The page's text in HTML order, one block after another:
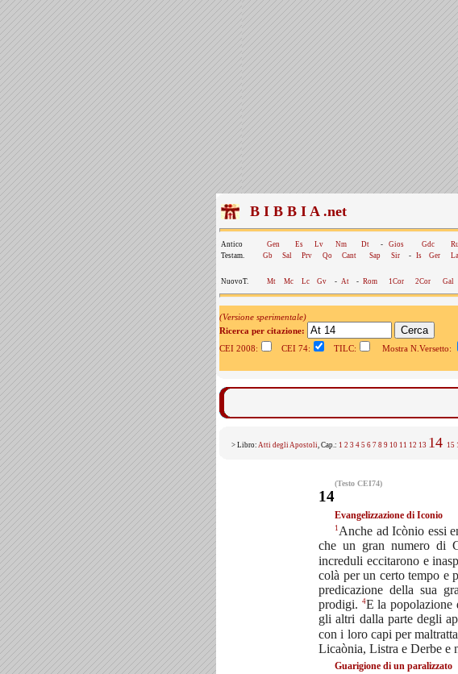
B I B B I A .net
Antico Gen Es Lv Nm Dt - Gios Gdc
Testam.
Gb Sal Prv Qo Cant Sap Sir - Is Ger
NuovoT. Mt Mc Lc Gv - At - Rom 1Cor 2Cor Gal
(Versione sperimentale)
Ricerca per citazione:
CEI 2008:
CEI 74: TILC: Mostra N.Versetto:
> Libro: Atti degli Apostoli, Cap.: 1 2 3 4 5 6 7 8 9 10 11 12 13 14 15
(Testo CEI74)
14
Evangelizzazione di Iconio
1 Anche ad Icònio essi
che un gran numero di
increduli eccitarono e
colà per un certo tempo e
predicazione della sua
prodigi. 4E la popolazione
gli altri dalla parte degli
con i loro capi per
Licaònia, Listra e Derbe e
Guarigione di un paralizzato